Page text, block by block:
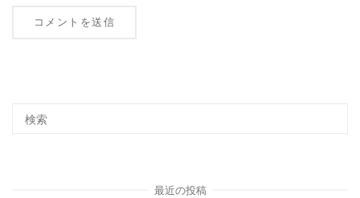
最近の投稿